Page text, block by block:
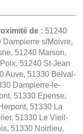
de : 51240
s/Moivre,
51240 Marson,
51240 St-Jean
Auve, 51330 Belval-
Dampierre-le-
51330 Epense,
51330 La
51330 Le Vieil-
51330 Noirlieu,